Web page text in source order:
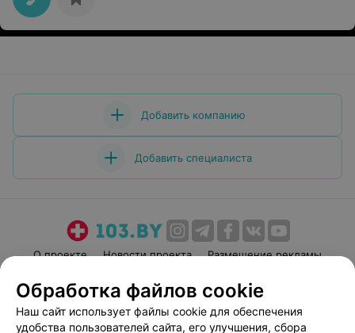
Добавить компанию
Добавить специалиста
О проекте Новости проекта
Размещение рекламы
Пользовательское соглашение
Способы оплаты
Вакансии
Партнеры
Обработка файлов cookie
Наш сайт использует файлы cookie для обеспечения
удобства пользователей сайта, его улучшения, сбора